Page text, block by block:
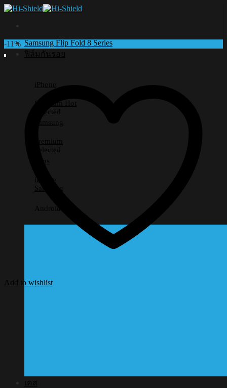
Skip
Samsung Flip Fold 8 Series
ฟิล์มกันรอย
iPhone
Premium
Selected
Samsung
Premium
Selected
Lens
iPhone
Samsung
Android อื่นๆ
เคส
-11%
Add to wishlist